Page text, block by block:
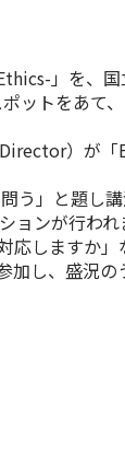
」を、国
ットをあて
）が「
」と題し講
ョンが行わ
しますか」
し、盛況の